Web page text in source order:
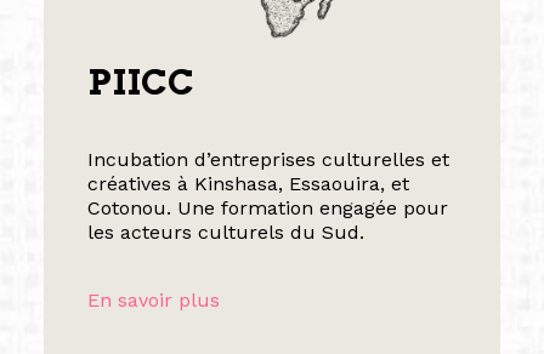
PIICC
Incubation d’entreprises culturelles et
créatives à Kinshasa, Essaouira, et
Cotonou. Une formation engagée pour
les acteurs culturels du Sud.
En savoir plus